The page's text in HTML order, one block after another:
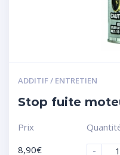
ADDITIF / ENTRETIEN
Stop fuite
Prix
8,90€
-